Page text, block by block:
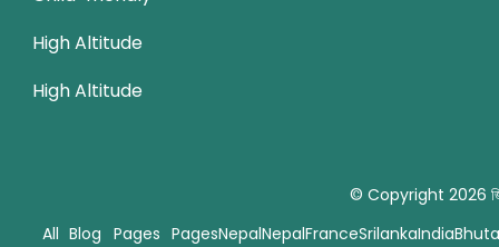
High Altitude
High Altitude
© Copyright 2026
All Blog Pages PagesNepalNepalFranceSrilankaIndia